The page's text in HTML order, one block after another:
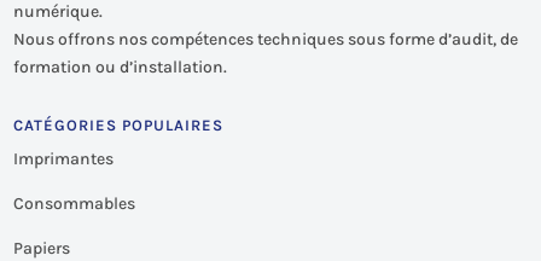
numérique.
Nous offrons nos compétences techniques sous forme d’audit, de
formation ou d’installation.
CATÉGORIES POPULAIRES
Imprimantes
Consommables
Papiers